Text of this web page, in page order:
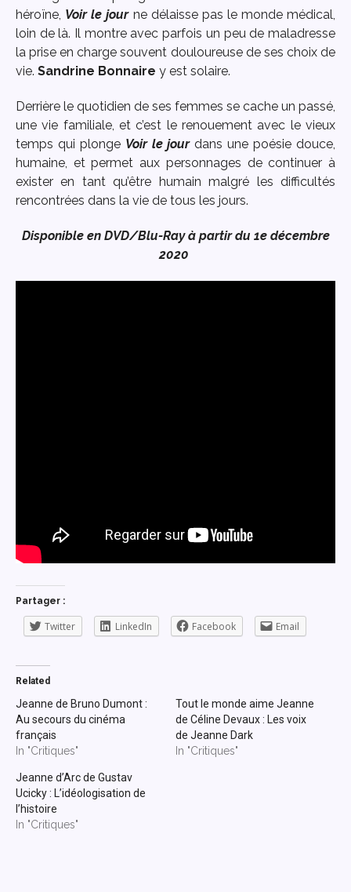
héroïne, Voir le jour ne délaisse pas le monde médical,
loin de là. Il montre avec parfois un peu de maladresse
la prise en charge souvent douloureuse de ses choix de
vie. Sandrine Bonnaire y est solaire.
Derrière le quotidien de ses femmes se cache un passé,
une vie familiale, et c’est le renouement avec le vieux
temps qui plonge Voir le jourdans une poésie douce,
humaine, et permet aux personnages de continuer à
exister en tant qu’être humain malgré les difficultés
rencontrées dans la vie de tous les jours.
Disponible en DVD/Blu-Ray à partir du 1e décembre
2020
Partager :
Twitter LinkedIn Facebook Email
Related
Jeanne de Bruno Dumont :
Au secours du cinéma
français
In "Critiques"
Tout le monde aime Jeanne
de Céline Devaux : Les voix
de Jeanne Dark
In "Critiques"
Jeanne d’Arc de Gustav
Ucicky : L’idéologisation de
l’histoire
In "Critiques"